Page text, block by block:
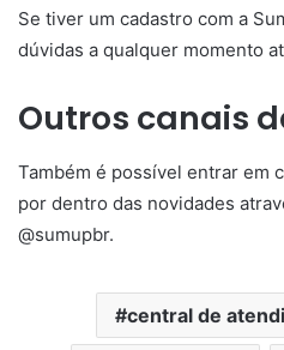
Se tiver um cadastro com a
dúvidas a qualquer momento
Outros canais
Também é possível entrar em
por dentro das novidades
@sumupbr.
central de